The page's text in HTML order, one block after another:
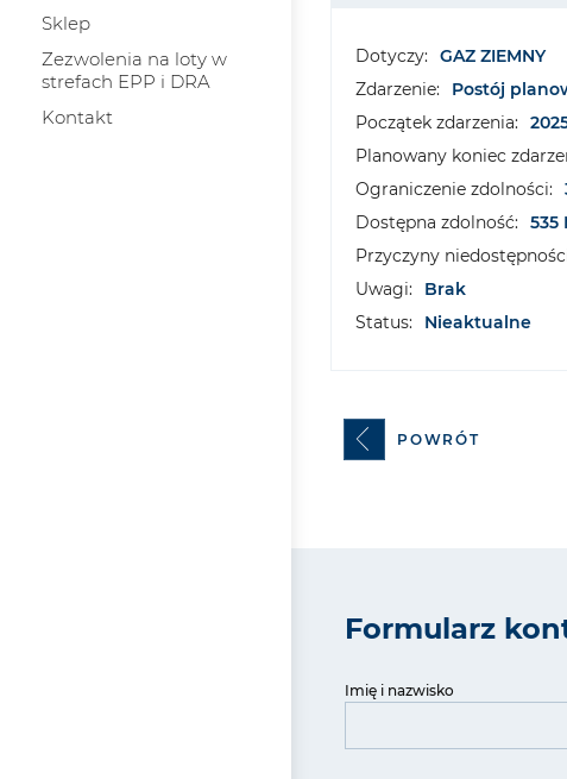
Sklep
Zezwolenia na loty w
strefach EPP i DRA
Kontakt
Dotyczy:
GAZ ZIEMNY
Zdarzenie:
Postój
Początek zdarzenia:
Planowany koniec
Ograniczenie zdolności:
Dostępna zdolność:
535
Przyczyny
Uwagi:
Brak
Status:
Nieaktualne
POWRÓT
Formularz
Imię i nazwisko